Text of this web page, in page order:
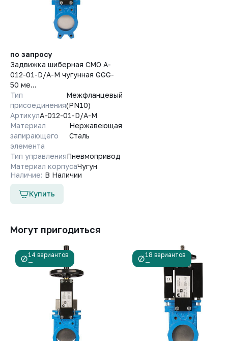
по запросу
Задвижка шиберная СМО A-
012-01-D/A-M чугунная GGG-
50 ме...
Тип
присоединения
Межфланцевый
(PN10)
АртикулA-012-01-D/A-M
Материал
запирающего
элемента
Нержавеющая
Сталь
Тип управленияПневмопривод
Материал корпусаЧугун
Наличие: В Наличии
Купить
Могут пригодиться
14 вариантов
—
18 вариантов
—